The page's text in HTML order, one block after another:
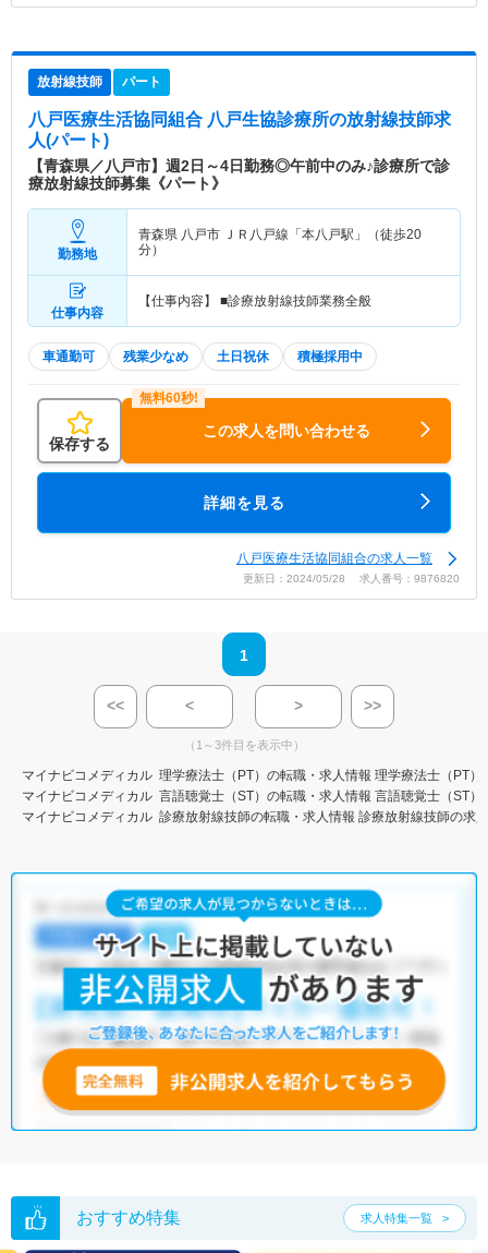
放射線技師 パート
八戸医療生活協同組合 八戸生協診療所の放射線技師求
人(パート)
【青森県／八戸市】週2日～4日勤務◎午前中のみ♪診療所で診
療放射線技師募集《パート》
勤務地
青森県 八戸市
ＪＲ八戸線「本八戸駅」（徒歩20
分）
仕事内容
【仕事内容】 ■診療放射線技師業務全般
車通勤可 残業少なめ 土日祝休 積極採用中
保存する
この求人を問い合わせる
詳細を見る
八戸医療生活協同組合の求人一覧
更新日：2024/05/28 求人番号：9876820
1
<< < > >>
（1～3件目を表示中）
マイナビコメディカル 理学療法士（PT）の転職・求人情報 理学療法士（PT）
マイナビコメディカル 言語聴覚士（ST）の転職・求人情報 言語聴覚士（ST）
マイナビコメディカル 診療放射線技師の転職・求人情報 診療放射線技師の求
おすすめ特集 求人特集一覧